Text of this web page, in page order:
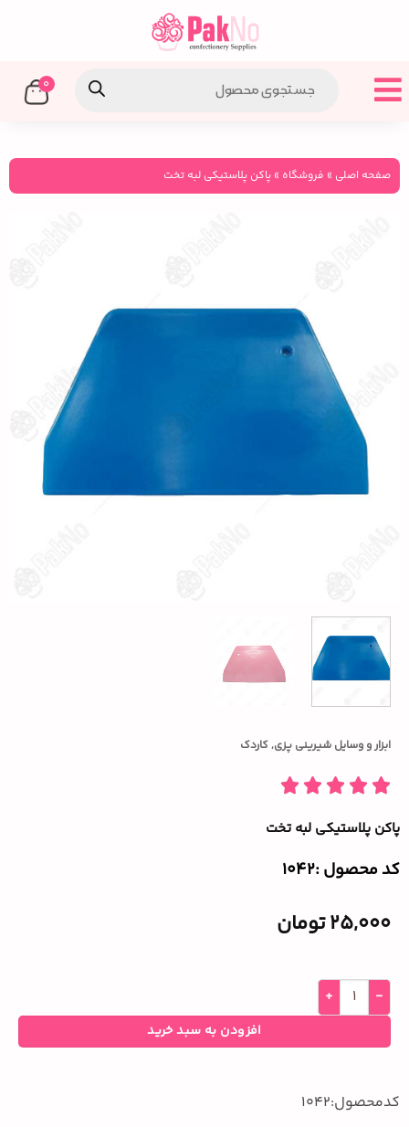
0
صفحه اصلی » فروشگاه » پاکن پلاستیکی لبه تخت
ابزار و وسایل شیرینی پزی,کاردک
پاکن پلاستیکی لبه تخت
کد محصول :‌1042
25,000تومان
افزودن به سبد خرید
کدمحصول:1042